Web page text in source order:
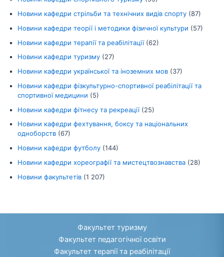
Новини кафедри стрільби та технічних видів спорту (87)
Новини кафедри теорії і методики фізичної культури (57)
Новини кафедри терапії та реабілітації(62)
Новини кафедри туризму (27)
Новини кафедри української та іноземних мов (37)
Новини кафедри фізкультурно-спортивної реабілітації та
спортивної медицини (5)
Новини кафедри фітнесу та рекреації(25)
Новини кафедри фехтування, боксу та національних
одноборств (67)
Новини кафедри футболу (144)
Новини кафедри хореографії та мистецтвознавства (28)
Новини факультетів (1 207)
Факультет туризму
Факультет педагогічної освіти
Факультет терапії та реабілітації